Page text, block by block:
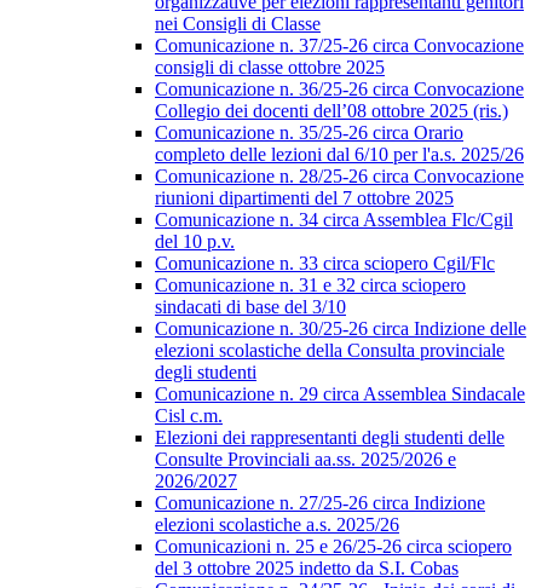
nei Consigli di Classe
Comunicazione n. 37/25-26 circa Convocazione
consigli di classe ottobre 2025
Comunicazione n. 36/25-26 circa Convocazione
Collegio dei docenti dell’08 ottobre 2025 (ris.)
Comunicazione n. 35/25-26 circa Orario
completo delle lezioni dal 6/10 per l'a.s. 2025/26
Comunicazione n. 28/25-26 circa Convocazione
riunioni dipartimenti del 7 ottobre 2025
Comunicazione n. 34 circa Assemblea Flc/Cgil
del 10 p.v.
Comunicazione n. 33 circa sciopero Cgil/Flc
Comunicazione n. 31 e 32 circa sciopero
sindacati di base del 3/10
Comunicazione n. 30/25-26 circa Indizione delle
elezioni scolastiche della Consulta provinciale
degli studenti
Comunicazione n. 29 circa Assemblea Sindacale
Cisl c.m.
Elezioni dei rappresentanti degli studenti delle
Consulte Provinciali aa.ss. 2025/2026 e
2026/2027
Comunicazione n. 27/25-26 circa Indizione
elezioni scolastiche a.s. 2025/26
Comunicazioni n. 25 e 26/25-26 circa sciopero
del 3 ottobre 2025 indetto da S.I. Cobas